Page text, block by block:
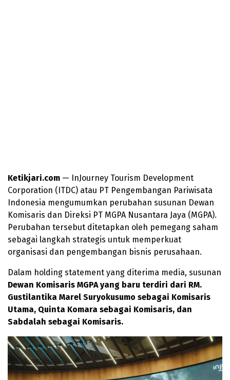
Ketikjari.com — InJourney Tourism Development
Corporation (ITDC) atau PT Pengembangan Pariwisata
Indonesia mengumumkan perubahan susunan Dewan
Komisaris dan Direksi PT MGPA Nusantara Jaya (MGPA).
Perubahan tersebut ditetapkan oleh pemegang saham
sebagai langkah strategis untuk memperkuat
organisasi dan pengembangan bisnis perusahaan.
Dalam holding statement yang diterima media, susunan
Dewan Komisaris MGPA yang baru terdiri dari RM.
Gustilantika Marel Suryokusumo sebagai Komisaris
Utama, Quinta Komara sebagai Komisaris, dan
Sabdalah sebagai Komisaris.